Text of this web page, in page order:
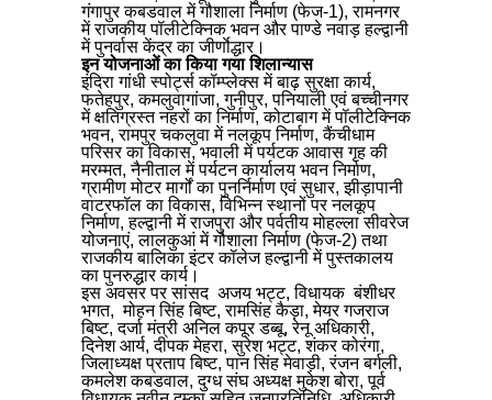
गंगापुर कबडवाल में गौशाला निर्माण (फेज-1), रामनगर
में राजकीय पॉलीटेक्निक भवन और पाण्डे नवाड़ हल्द्वानी
में पुनर्वास केंद्र का जीर्णाेद्धार।
इन योजनाओं का किया गया शिलान्यास
इंदिरा गांधी स्पोर्ट्स कॉम्प्लेक्स में बाढ़ सुरक्षा कार्य,
फतेहपुर, कमलुवागांजा, गुनीपुर, पनियाली एवं बच्चीनगर
में क्षतिग्रस्त नहरों का निर्माण, कोटाबाग में पॉलीटेक्निक
भवन, रामपुर चकलुवा में नलकूप निर्माण, कैंचीधाम
परिसर का विकास, भवाली में पर्यटक आवास गृह की
मरम्मत, नैनीताल में पर्यटन कार्यालय भवन निर्माण,
ग्रामीण मोटर मार्गों का पुनर्निर्माण एवं सुधार, झीड़ापानी
वाटरफॉल का विकास, विभिन्न स्थानों पर नलकूप
निर्माण, हल्द्वानी में राजपुरा और पर्वतीय मोहल्ला सीवरेज
योजनाएं, लालकुआं में गौशाला निर्माण (फेज-2) तथा
राजकीय बालिका इंटर कॉलेज हल्द्वानी में पुस्तकालय
का पुनरुद्धार कार्य।
इस अवसर पर सांसद अजय भट्ट, विधायक बंशीधर
भगत, मोहन सिंह बिष्ट, रामसिंह कैड़ा, मेयर गजराज
बिष्ट, दर्जा मंत्री अनिल कपूर डब्बू, रेनू अधिकारी,
दिनेश आर्य, दीपक मेहरा, सुरेश भट्ट, शंकर कोरंगा,
जिलाध्यक्ष प्रताप बिष्ट, पान सिंह मेवाड़ी, रंजन बर्गली,
कमलेश कबडवाल, दुग्ध संघ अध्यक्ष मुकेश बोरा, पूर्व